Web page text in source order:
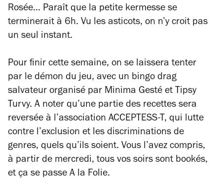
Rosée... Paraît que la petite kermesse se
terminerait à 6h. Vu les asticots, on n’y croit pas
un seul instant.
Pour finir cette semaine, on se laissera tenter
par le démon du jeu, avec un bingo drag
salvateur organisé par Minima Gesté et Tipsy
Turvy. A noter qu’une partie des recettes sera
reversée à l’association ACCEPTESS-T, qui lutte
contre l’exclusion et les discriminations de
genres, quels qu’ils soient. Vous l’avez compris,
à partir de mercredi, tous vos soirs sont bookés,
et ça se passe A la Folie.